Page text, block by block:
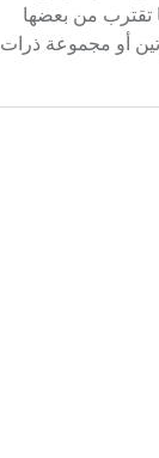
تقترب من بعضها
أو مجموعة ذرات